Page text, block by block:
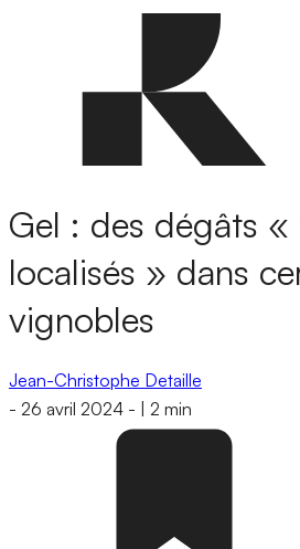
Gel : des dégâts «
localisés » dans
vignobles
Jean-Christophe Detaille
- 26 avril 2024 - 2 min